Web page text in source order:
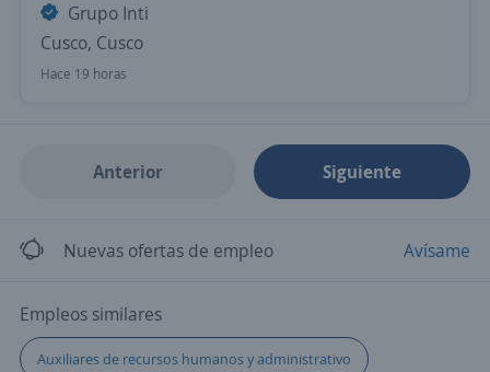
Grupo Inti
Cusco, Cusco
Hace 19 horas
Anterior Siguiente
Nuevas ofertas de empleo Avísame
Empleos similares
Auxiliares de recursos humanos y administrativo